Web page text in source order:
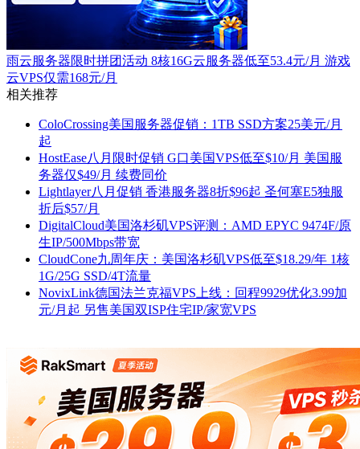
雨云服务器限时拼团活动 8核16G云服务器低至53.4元/月 游戏
云VPS仅需168元/月
相关推荐
ColoCrossing美国服务器促销：1TB SSD方案25美元/月
起
HostEase八月限时促销 G口美国VPS低至$10/月 美国服
务器仅$49/月 续费同价
Lightlayer八月促销 香港服务器8折$96起 圣何塞E5独服
折后$57/月
DigitalCloud美国洛杉矶VPS评测：AMD EPYC 9474F/原
生IP/500Mbps带宽
CloudCone九周年庆：美国洛杉矶VPS低至$18.29/年 1核
1G/25G SSD/4T流量
NovixLink德国法兰克福VPS上线：回程9929优化3.99加
元/月起 另售美国双ISP住宅IP/家宽VPS